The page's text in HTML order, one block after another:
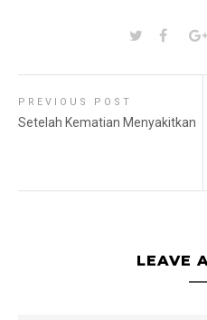
PREVIOUS POST
Setelah Kematian Menyakitkan
LEAVE